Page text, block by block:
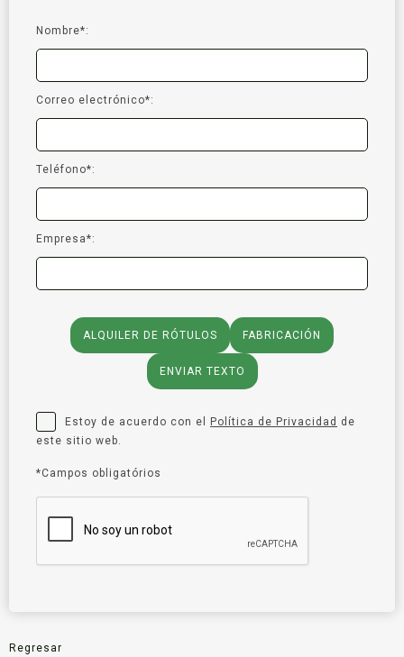
Nombre*:
Correo electrónico*:
Teléfono*:
Empresa*:
ALQUILER DE RÓTULOS FABRICACIÓN
ENVIAR TEXTO
Estoy de acuerdo con el Política de Privacidad de
este sitio web.
*Campos obligatórios
Regresar